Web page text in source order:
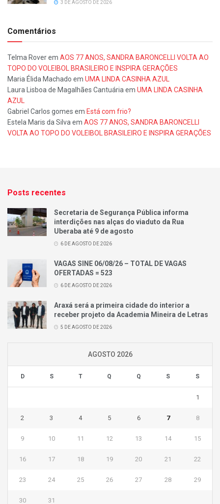
3 DE AGOSTO DE 2026
Comentários
Telma Roverem AOS 77 ANOS, SANDRA BARONCELLI VOLTA AO
TOPO DO VOLEIBOL BRASILEIRO E INSPIRA GERAÇÕES
Maria Élida Machado em UMA LINDA CASINHA AZUL
Laura Lisboa de Magalhães Cantuária em UMA LINDA CASINHA
AZUL
Gabriel Carlos gomes em Está com frio?
Estela Maris da Silva em AOS 77 ANOS, SANDRA BARONCELLI
VOLTA AO TOPO DO VOLEIBOL BRASILEIRO E INSPIRA GERAÇÕES
Posts recentes
Secretaria de Segurança Pública informa
interdições nas alças do viaduto da Rua
Uberaba até 9 de agosto
6 DE AGOSTO DE 2026
VAGAS SINE 06/08/26 – TOTAL DE VAGAS
OFERTADAS = 523
6 DE AGOSTO DE 2026
Araxá será a primeira cidade do interior a
receber projeto da Academia Mineira de Letras
5 DE AGOSTO DE 2026
AGOSTO 2026
D S T Q Q S S
1
2 3 4 5 6 7 8
9 10 11 12 13 14 15
16 17 18 19 20 21 22
23 24 25 26 27 28 29
30 31